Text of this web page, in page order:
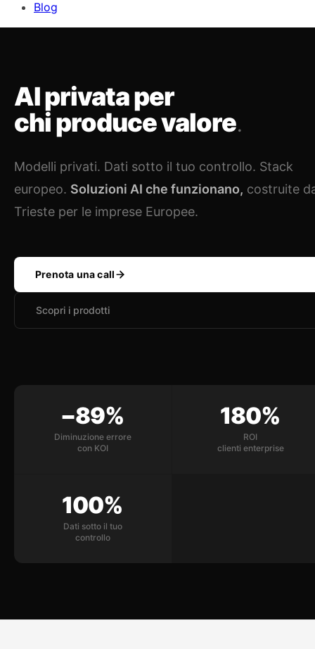
Blog
AI privata per
chi produce valore.
Modelli privati. Dati sotto il tuo controllo. Stack
europeo. Soluzioni AI che funzionano, costruite
Trieste per le imprese Europee.
Prenota una call
Scopri i prodotti
−89%
Diminuzione errore
con KOI
180%
ROI
clienti enterprise
100%
Dati sotto il tuo
controllo